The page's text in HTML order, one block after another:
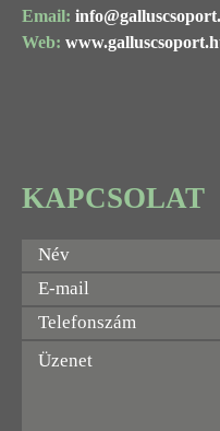
Email: info@galluscsoport
Web:
KAPCSOLAT